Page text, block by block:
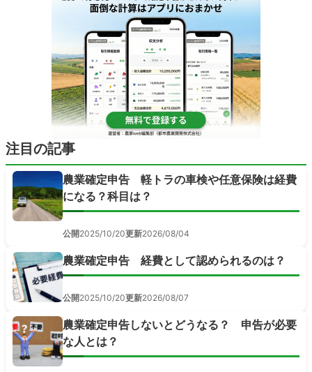
注目の記事
農業確定申告 軽トラの車検や任意保険は経費
になる？科目は？
公開2025/10/20更新2026/08/04
農業確定申告 経費として認められるのは？
公開2025/10/20更新2026/08/07
農業確定申告しないとどうなる？ 申告が必要
な人とは？